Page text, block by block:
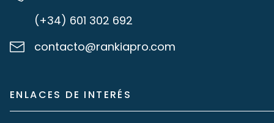
(+34) 601 302 692
contacto@rankiapro.com
ENLACES DE INTERÉS